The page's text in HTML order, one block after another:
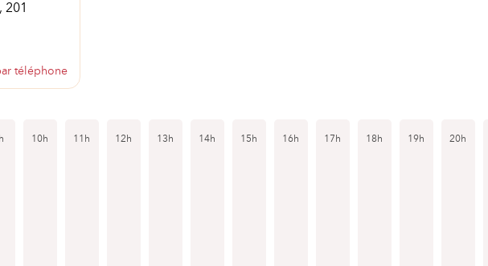
201
téléphone
10h 11h 12h 13h 14h 15h 16h 17h 18h 19h 20h